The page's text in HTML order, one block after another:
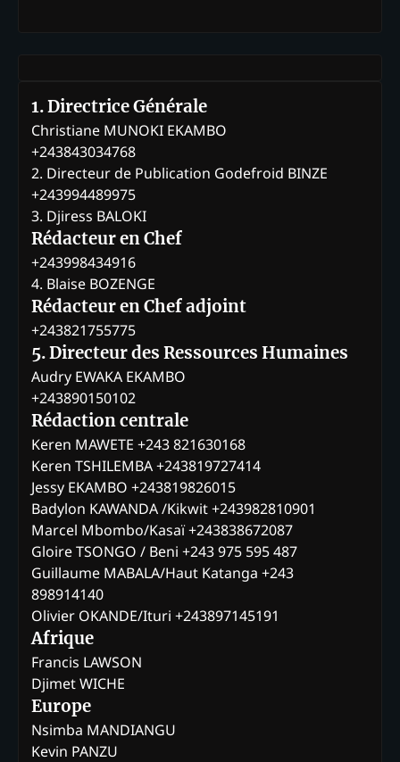
1. Directrice Générale
Christiane MUNOKI EKAMBO
+243843034768
2. Directeur de Publication Godefroid BINZE
+243994489975
3. Djiress BALOKI
Rédacteur en Chef
+243998434916
4. Blaise BOZENGE
Rédacteur en Chef adjoint
+243821755775
5. Directeur des Ressources Humaines
Audry EWAKA EKAMBO
+243890150102
Rédaction centrale
Keren MAWETE +243 821630168
Keren TSHILEMBA +243819727414
Jessy EKAMBO +243819826015
Badylon KAWANDA /Kikwit +243982810901
Marcel Mbombo/Kasaï +243838672087
Gloire TSONGO / Beni +243 975 595 487
Guillaume MABALA/Haut Katanga +243
898914140
Olivier OKANDE/Ituri +243897145191
Afrique
Francis LAWSON
Djimet WICHE
Europe
Nsimba MANDIANGU
Kevin PANZU